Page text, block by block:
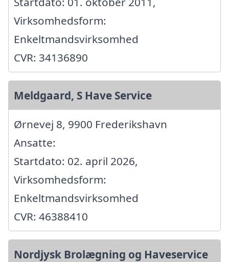
Virksomhedsform:
Enkeltmandsvirksomhed
CVR: 34136890
Meldgaard, S Have Service
Ørnevej 8, 9900 Frederikshavn
Ansatte:
Startdato: 02. april 2026,
Virksomhedsform:
Enkeltmandsvirksomhed
CVR: 46388410
Nordjysk Brolægning og Haveservice